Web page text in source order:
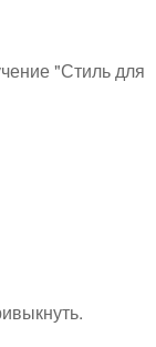
"Стиль для